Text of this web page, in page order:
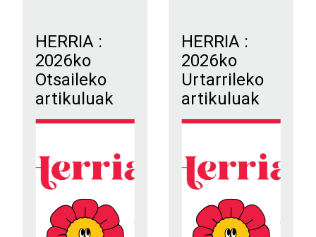
HERRIA :
2026ko
Otsaileko
artikuluak
HERRIA :
2026ko
Urtarrileko
artikuluak